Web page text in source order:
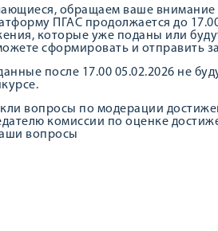
обращаем ваше внимание
ПГАС продолжается до
которые уже поданы или
сформировать и отправить
после 17.00 05.02.2026 не
вопросы по модерации
комиссии по оценке
вопросы